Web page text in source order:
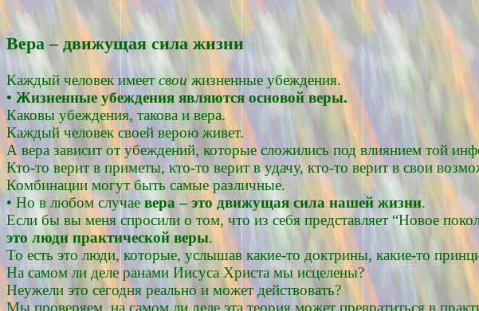
Вера – движущая сила жизни
Каждый человек имеет своижизненные убеждения.
• Жизненные убеждения являются основой веры.
Каковы убеждения, такова и вера.
Каждый человек своей верою живет.
А вера зависит от убеждений, которые сложились под влиянием той
Кто-то верит в приметы, кто-то верит в удачу, кто-то верит в свои
Комбинации могут быть самые различные.
• Но в любом случае вера – это движущая сила нашей жизни.
Если бы вы меня спросили о том, что из себя представляет “Новое
это люди практической веры.
То есть это люди, которые, услышав какие-то доктрины, какие-то
На самом ли деле ранами Иисуса Христа мы исцелены?
Неужели это сегодня реально и может действовать?
Мы проверяем, на самом ли деле эта теория может превратиться в